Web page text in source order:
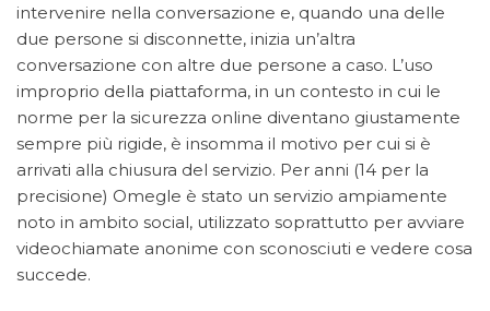
intervenire nella conversazione e, quando una delle
due persone si disconnette, inizia un’altra
conversazione con altre due persone a caso. L’uso
improprio della piattaforma, in un contesto in cui le
norme per la sicurezza online diventano giustamente
sempre più rigide, è insomma il motivo per cui si è
arrivati alla chiusura del servizio. Per anni (14 per la
precisione) Omegle è stato un servizio ampiamente
noto in ambito social, utilizzato soprattutto per avviare
videochiamate anonime con sconosciuti e vedere cosa
succede.